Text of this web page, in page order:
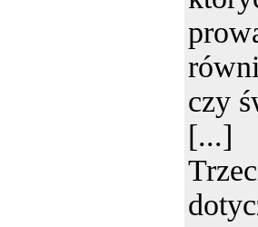
czy
[...]